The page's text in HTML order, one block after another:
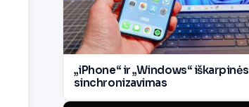
„iPhone“ ir „Windows“ iškarpinės
sinchronizavimas